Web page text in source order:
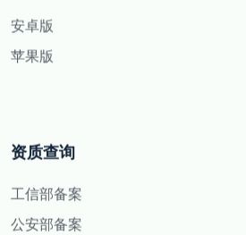
安卓版
苹果版
资质查询
工信部备案
公安部备案